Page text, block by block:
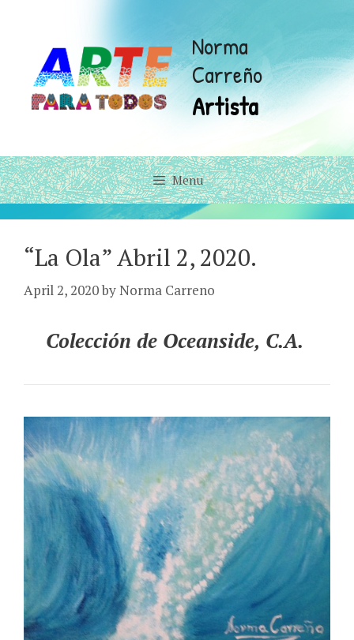
Norma
Carreño
Artista
Menu
“La Ola” Abril 2, 2020.
April 2, 2020byNorma Carreno
Colección de Oceanside, C.A.